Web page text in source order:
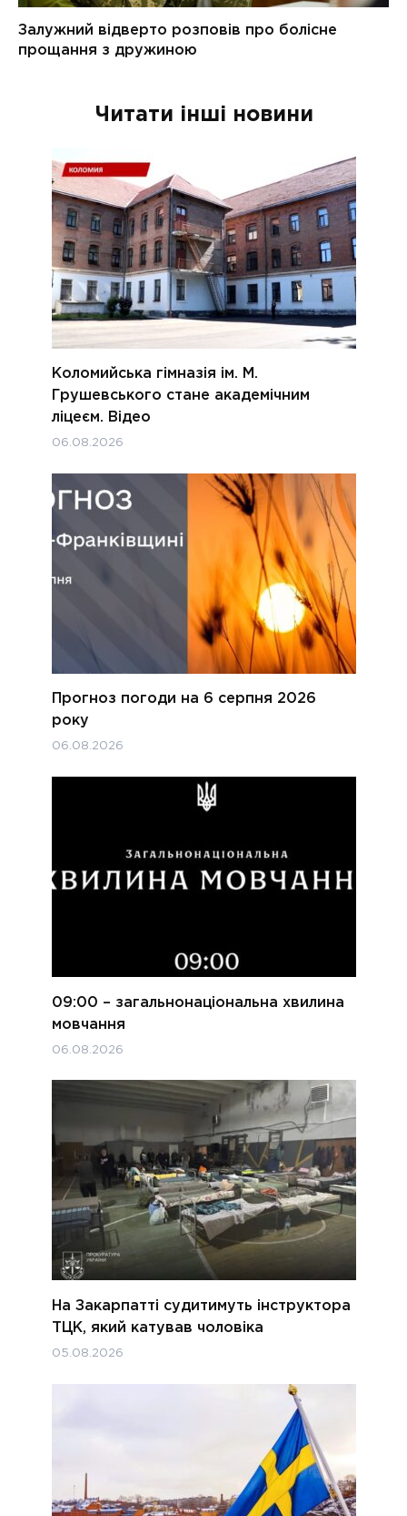
Читати інші новини
Коломийська гімназія ім. М.
Грушевського стане академічним
ліцеєм. Відео
06.08.2026
Прогноз погоди на 6 серпня 2026
року
06.08.2026
09:00 – загальнонаціональна хвилина
мовчання
06.08.2026
На Закарпатті судитимуть інструктора
ТЦК, який катував чоловіка
05.08.2026